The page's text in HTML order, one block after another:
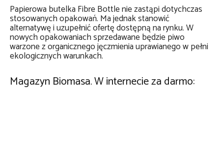
Papierowa butelka Fibre Bottle nie zastąpi dotychczas
stosowanych opakowań. Ma jednak stanowić
alternatywę i uzupełnić ofertę dostępną na rynku. W
nowych opakowaniach sprzedawane będzie piwo
warzone z organicznego jęczmienia uprawianego w pełni
ekologicznych warunkach.
Magazyn Biomasa. W internecie za darmo: